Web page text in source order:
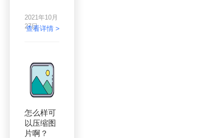
的，并且需
要手动，很
是费时费
单且方便的
操作步骤，
让图片压缩
一键式完
和事物都喜
欢拍上几
片越清晰，
而图片的体
积也就越
大，于是问
题来了，图
使用的时候
就会受限，
比如说，图
2021年10月
27日
查看详情 >
怎么样可
以压缩图
片啊？